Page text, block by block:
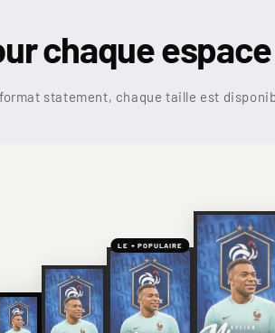
chaque espace
statement, chaque taille est
LE + POPULAIRE